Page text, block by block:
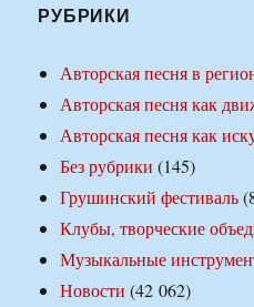
РУБРИКИ
Авторская песня в
Авторская песня как
Авторская песня как
Без рубрики (145)
Грушинский фестиваль
Клубы, творческие
Музыкальные
Новости (42 062)